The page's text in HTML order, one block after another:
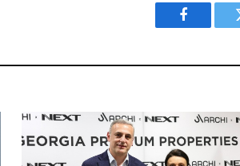
Facebook